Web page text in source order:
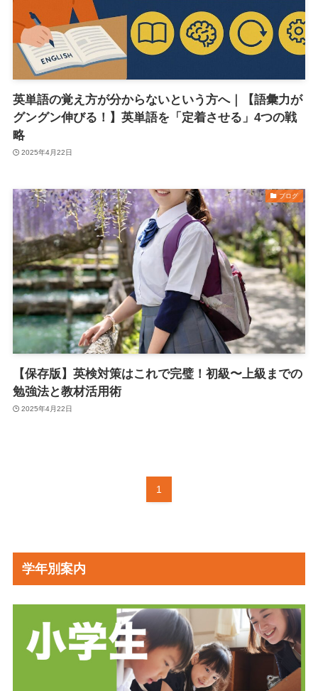
英単語の覚え方が分からないという方へ｜【語彙力が
グングン伸びる！】英単語を「定着させる」4つの戦
略
2025年4月22日
ブログ
【保存版】英検対策はこれで完璧！初級〜上級までの
勉強法と教材活用術
2025年4月22日
1
学年別案内